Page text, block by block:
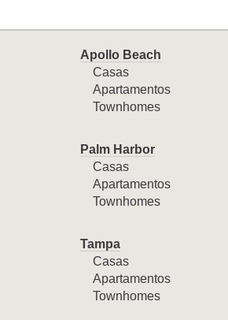
Apollo Beach
Casas
Apartamentos
Townhomes
Palm Harbor
Casas
Apartamentos
Townhomes
Tampa
Casas
Apartamentos
Townhomes